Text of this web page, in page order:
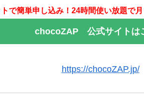
で簡単申し込み！24時間使い放題で
chocoZAP 公式サイトは
https://chocoZAP.jp/